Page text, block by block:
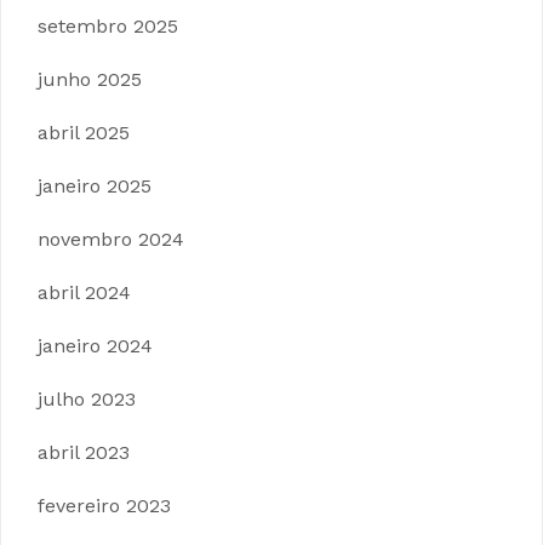
setembro 2025
junho 2025
abril 2025
janeiro 2025
novembro 2024
abril 2024
janeiro 2024
julho 2023
abril 2023
fevereiro 2023